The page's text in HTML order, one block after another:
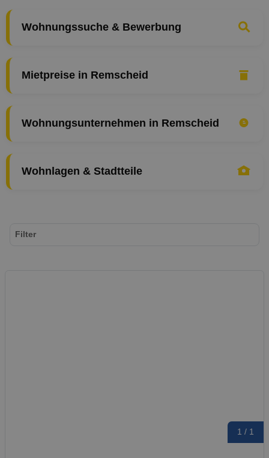
Wohnungssuche & Bewerbung
Mietpreise in Remscheid
Wohnungsunternehmen in Remscheid
Wohnlagen & Stadtteile
1 / 1
Filter